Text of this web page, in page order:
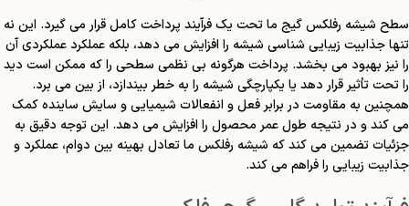
سطح شیشه رفلکس گیج ما تحت یک فرآیند پرداخت کامل قرار می گیرد. این نه
تنها جذابیت زیبایی شناسی شیشه را افزایش می دهد، بلکه عملکرد عملکردی آن
را نیز بهبود می بخشد. پرداخت هرگونه بی نظمی سطحی را که ممکن است دید
را تحت تأثیر قرار دهد یا یکپارچگی شیشه را به خطر بیندازد، از بین می برد.
همچنین به مقاومت در برابر فعل و انفعالات شیمیایی و سایش ساینده کمک
می کند و در نتیجه طول عمر محصول را افزایش می دهد. این توجه دقیق به
جزئیات تضمین می کند که شیشه رفلکس ما تعادل بهینه بین دوام، عملکرد و
جذابیت زیبایی را فراهم می کند.